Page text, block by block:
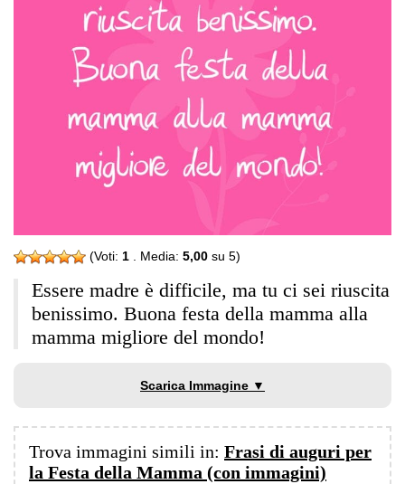
(Voti: 1 . Media: 5,00 su 5)
Essere madre è difficile, ma tu ci sei riuscita
benissimo. Buona festa della mamma alla
mamma migliore del mondo!
Scarica Immagine ▼
Trova immagini simili in: Frasi di auguri per
la Festa della Mamma (con immagini)